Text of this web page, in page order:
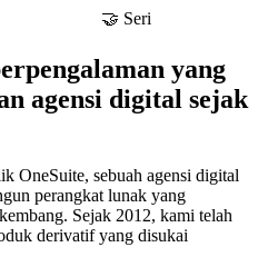
🤝 Seri
yang
agensi digital sejak
OneSuite, sebuah agensi digital
perangkat lunak yang
Sejak 2012, kami telah
derivatif yang disukai